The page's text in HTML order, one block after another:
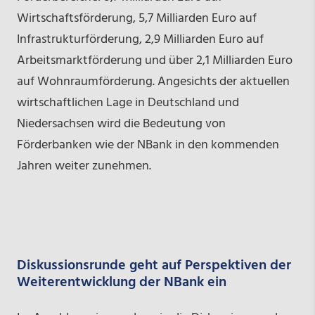
Wirtschaftsförderung, 5,7 Milliarden Euro auf
Infrastrukturförderung, 2,9 Milliarden Euro auf
Arbeitsmarktförderung und über 2,1 Milliarden Euro
auf Wohnraumförderung. Angesichts der aktuellen
wirtschaftlichen Lage in Deutschland und
Niedersachsen wird die Bedeutung von
Förderbanken wie der NBank in den kommenden
Jahren weiter zunehmen.
Diskussionsrunde geht auf Perspektiven der
Weiterentwicklung der NBank ein